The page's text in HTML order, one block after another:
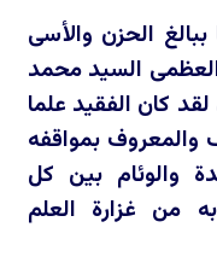
الحزن والأسى
العظمى السيد محمد
كان الفقيد علما
والمعروف بمواقفه
والوئام بين كل
من غزارة العلم